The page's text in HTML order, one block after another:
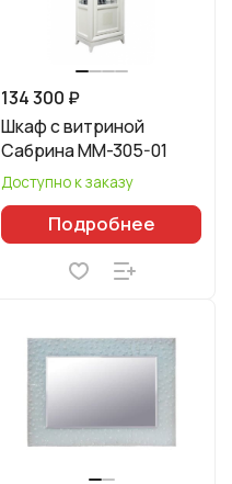
134 300 ₽
Шкаф с витриной
Сабрина ММ-305-01
Доступно к заказу
Подробнее